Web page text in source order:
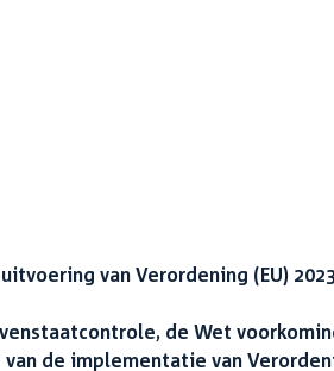
van Verordening (EU)
de Wet
de implementatie van